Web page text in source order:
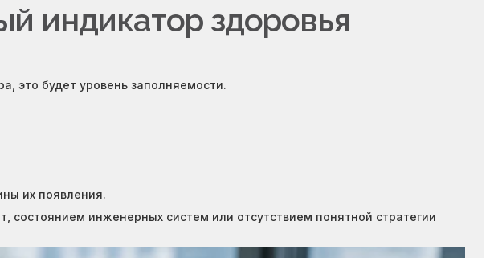
индикатор здоровья
это будет уровень заполняемости.
их появления.
состоянием инженерных систем или отсутствием понятной стратегии